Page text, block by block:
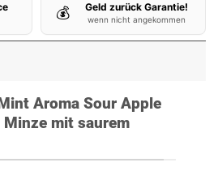
💰 Geld zurück Garantie!
wenn nicht angekommen
Aroma Sour Apple
mit saurem